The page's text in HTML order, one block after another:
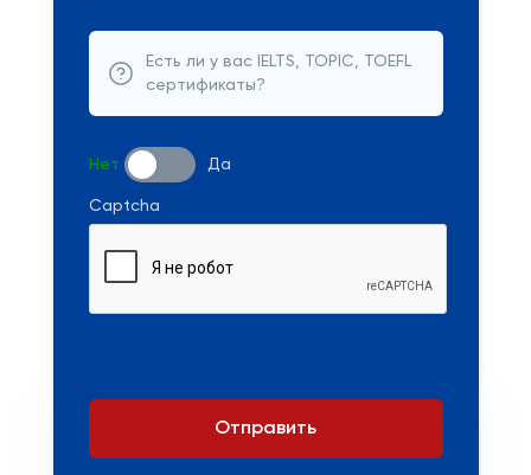
Есть ли у вас IELTS, TOPIC, TOEFL
сертификаты?
Нет Да
Captcha
Отправить